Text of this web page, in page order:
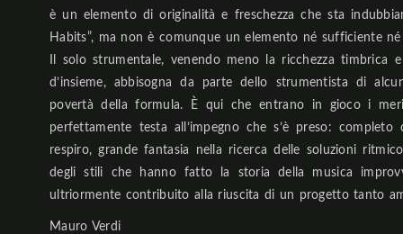
è un elemento di originalità e freschezza che sta
Habits”, ma non è comunque un elemento né sufficiente
Il solo strumentale, venendo meno la ricchezza timbrica
d’insieme, abbisogna da parte dello strumentista di
povertà della formula. È qui che entrano in gioco i
perfettamente testa all’impegno che s’è preso:
respiro, grande fantasia nella ricerca delle soluzioni
degli stili che hanno fatto la storia della musica
ultriormente contribuito alla riuscita di un progetto tanto
Mauro Verdi